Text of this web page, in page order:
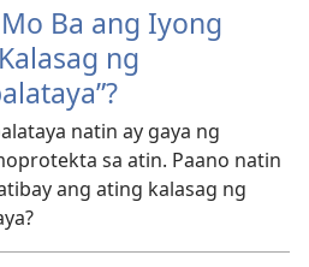
Ba ang Iyong
ng
natin ay gaya ng
sa atin. Paano natin
ang ating kalasag ng